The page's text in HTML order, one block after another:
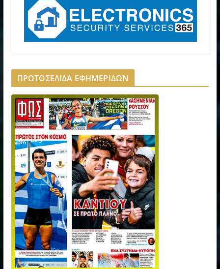
ΠΡΩΤΟΣΕΛΙΔΑ ΕΦΗΜΕΡΙΔΩΝ